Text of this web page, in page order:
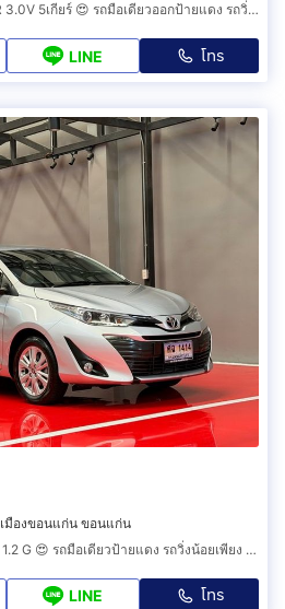
😍 2014 TOYOTA FORTUNER 3.0V 5เกียร์ 😍 รถมือเดียวออกป้ายแดง รถวิ่งน้อย ประวัติศูนย์ครบ รถไม่เคยมีอุบัติเหตุครับ
LINE โทร
เมืองขอนแก่น ขอนแก่น
😍 2019 TOYOTA YARIS ATIV 1.2 G 😍 รถมือเดียวป้ายแดง รถวิ่งน้อยเพียง 50,000 กม รถเข้าศูนย์ตามระยะ รถไม่เคยมีอุบัติเหตุครับ
LINE โทร